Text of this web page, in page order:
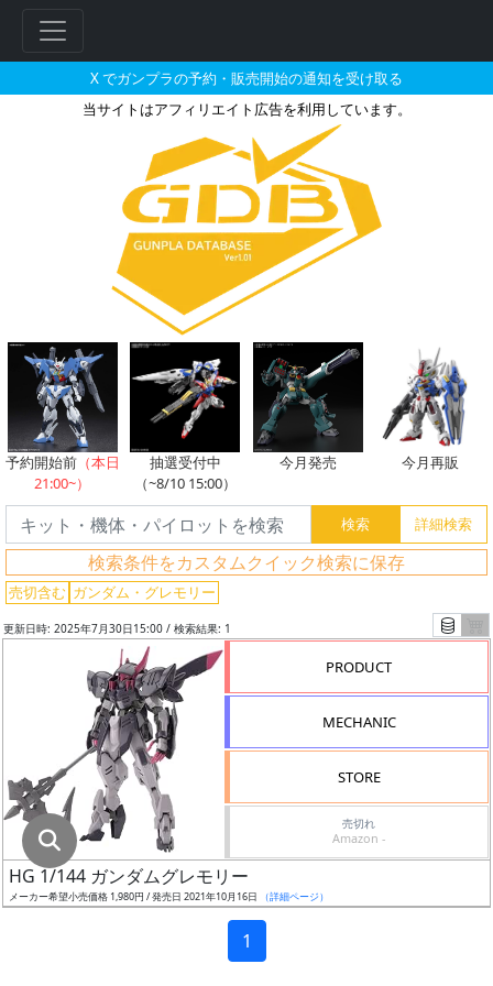
X でガンプラの予約・販売開始の通知を受け取る
当サイトはアフィリエイト広告を利用しています。
ガンダム・グレモリーのガンプ
予約開始前（本日
21:00~）
抽選受付中
（~8/10 15:00）
今月発売 今月再販
検索条件をカスタムクイック検索に保存
売切含む ガンダム・グレモリー
ー
索
グ
レ
ド
成
形
色
更新日時: 2025年7月30日15:00 / 検索結果: 1
PRODUCT
MECHANIC
STORE
売切れ
Amazon -
HG 1/144 ガンダムグレモリー
メーカー希望小売価格 1,980円 / 発売日 2021年10月16日 （詳細ページ）
1